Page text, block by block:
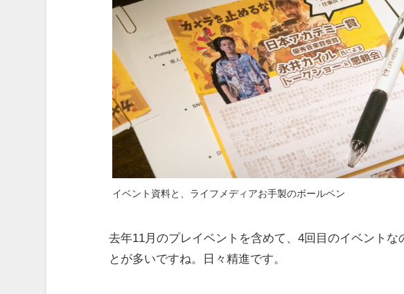
イベント資料と、ライフメディアお手製のボールペン
去年11月のプレイベントを含めて、4回目のイベントな
とが多いですね。日々精進です。